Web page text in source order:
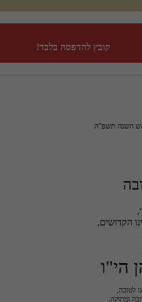
קובץ להדפסה בלבד!
השנה תשפ"ה
הי"ו